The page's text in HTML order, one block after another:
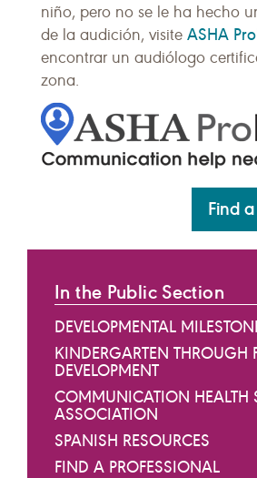
niño, pero no se le ha hecho
de la audición, visite ASHA
encontrar un audiólogo
zona.
Find
In the Public Section
DEVELOPMENTAL
KINDERGARTEN THROUGH
DEVELOPMENT
COMMUNICATION HEALTH
ASSOCIATION
SPANISH RESOURCES
FIND A PROFESSIONAL